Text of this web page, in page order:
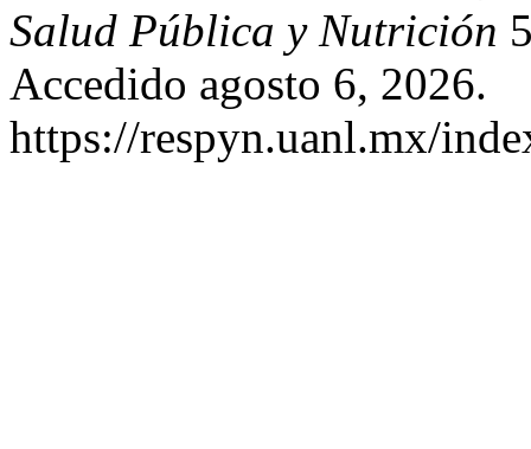
Salud Pública y Nutrición
Accedido agosto 6, 2026.
https://respyn.uanl.mx/